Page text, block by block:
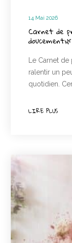
14 Mai 2026
Carnet de
doucement🌿
Le Carnet
ralentir un
quotidien.
LIRE PLUS